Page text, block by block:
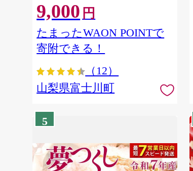
房） フルーツ 山梨県産 果物 くだも
の シャイン マスカット ぶどう ブド
ウ 葡萄 大粒 種なし 先行予約 富士川
町 10000円 一万円 9000円 九千円
9,000 円
たまったWAON POINTで
寄附できる！
（12）
山梨県富士川町
5